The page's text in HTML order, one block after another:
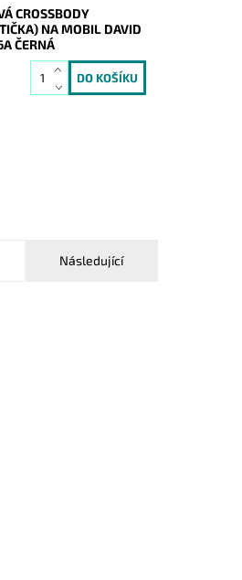
CROSSBODY
NA MOBIL DAVID
ČERNÁ
Následující